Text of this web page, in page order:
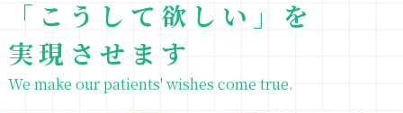
「こうして欲しい」を
実現させます
We make our patients' wishes come true.